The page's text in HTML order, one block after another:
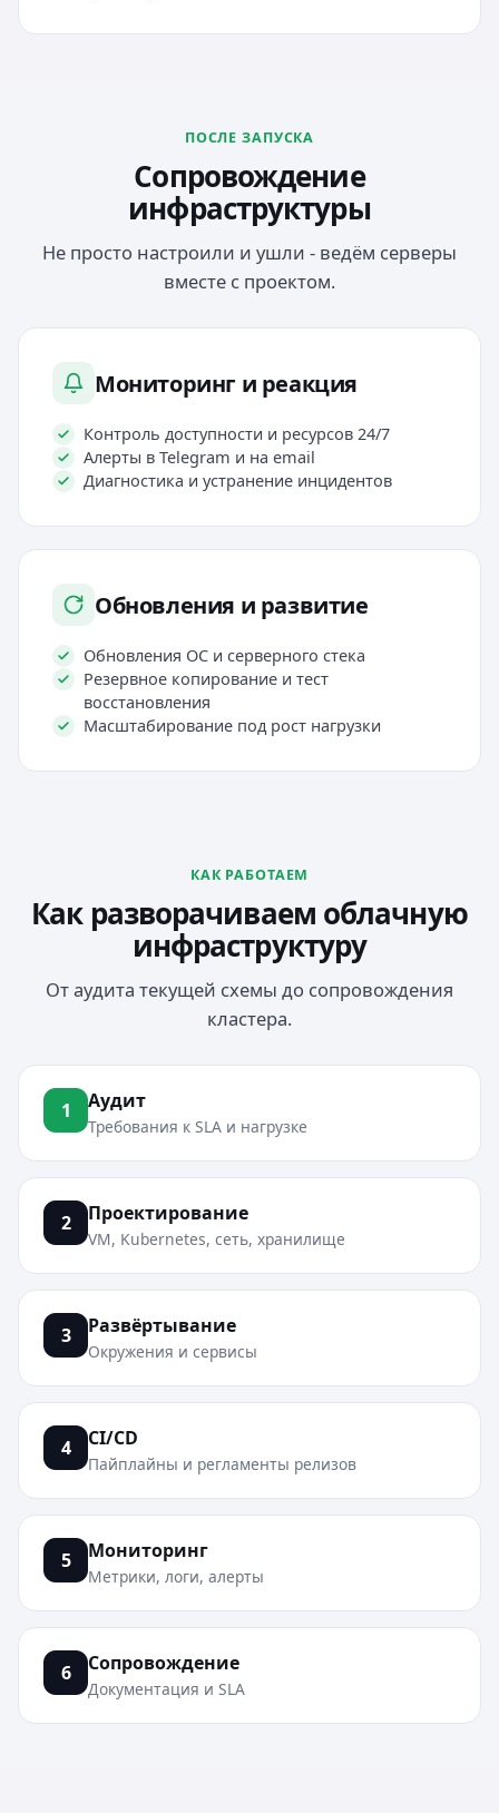
ПОСЛЕ ЗАПУСКА
Сопровождение
инфраструктуры
Не просто настроили и ушли - ведём серверы
вместе с проектом.
Мониторинг и реакция
Контроль доступности и ресурсов 24/7
Алерты в Telegram и на email
Диагностика и устранение инцидентов
Обновления и развитие
Обновления ОС и серверного стека
Резервное копирование и тест
восстановления
Масштабирование под рост нагрузки
КАК РАБОТАЕМ
Как разворачиваем облачную
инфраструктуру
От аудита текущей схемы до сопровождения
кластера.
1 Аудит
Требования к SLA и нагрузке
2 Проектирование
VM, Kubernetes, сеть, хранилище
3 Развёртывание
Окружения и сервисы
4 CI/CD
Пайплайны и регламенты релизов
5 Мониторинг
Метрики, логи, алерты
6 Сопровождение
Документация и SLA